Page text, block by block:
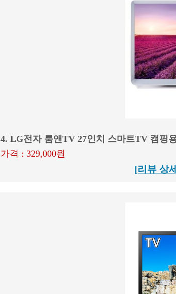
4. LG전자 룸앤TV 27인치 스마트TV 캠핑
가격 : 329,000원
[리뷰 상